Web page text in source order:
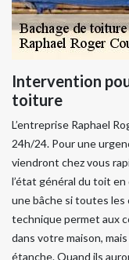
Intervention
toiture
L’entreprise Raphael
24h/24. Pour une
viendront chez vous
l’état général du toit
une bâche si toutes
technique permet aux
dans votre maison,
étanche. Quand ils